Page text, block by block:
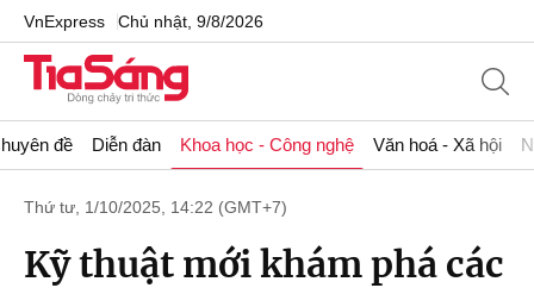
VnExpress Chủ nhật, 9/8/2026
đề Diễn đàn Khoa học - Công nghệ Văn hoá - Xã hội
Thứ tư, 1/10/2025, 14:22 (GMT+7)
Kỹ thuật mới khám phá các